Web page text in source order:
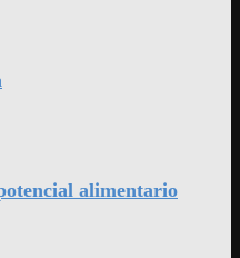
alimentario